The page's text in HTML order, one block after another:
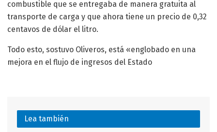
combustible que se entregaba de manera gratuita al
transporte de carga y que ahora tiene un precio de 0,32
centavos de dólar el litro.
Todo esto, sostuvo Oliveros, está «englobado en una
mejora en el flujo de ingresos del Estado
Lea también